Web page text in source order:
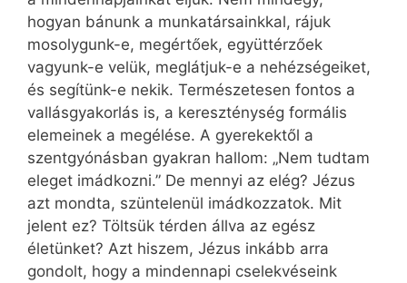
hogyan bánunk a munkatársainkkal, rájuk
mosolygunk-e, megértőek, együtt­érzőek
vagyunk-e velük, meglátjuk-e a nehézségeiket,
és segítünk-e nekik. Természetesen fontos a
vallásgyakorlás is, a kereszténység formális
elemeinek a megélése. A gyerekektől a
szentgyónásban gyakran hallom: „Nem tudtam
eleget imádkozni.” De mennyi az elég? Jézus
azt mondta, szüntelenül imádkozzatok. Mit
jelent ez? Töltsük térden állva az egész
életünket? Azt hiszem, Jézus inkább arra
gondolt, hogy a mindennapi cselekvéseink